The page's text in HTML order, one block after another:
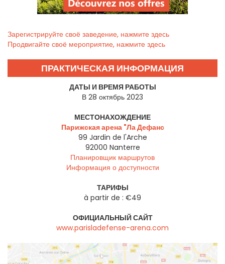
Зарегистрируйте своё заведение, нажмите здесь
Продвигайте своё мероприятие, нажмите здесь
ПРАКТИЧЕСКАЯ ИНФОРМАЦИЯ
ДАТЫ И ВРЕМЯ РАБОТЫ
В 28 октябрь 2023
МЕСТОНАХОЖДЕНИЕ
Парижская арена "Ла Дефанс
99 Jardin de l'Arche
92000 Nanterre
Планировщик маршрутов
Информация о доступности
ТАРИФЫ
à partir de : €49
ОФИЦИАЛЬНЫЙ САЙТ
www.parisladefense-arena.com